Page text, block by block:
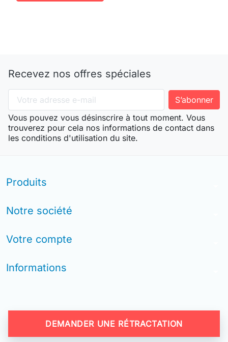
Recevez nos offres spéciales
Vous pouvez vous désinscrire à tout moment. Vous
trouverez pour cela nos informations de contact dans
les conditions d'utilisation du site.
Produits
Notre société
Votre compte
Informations
DEMANDER UNE RÉTRACTATION